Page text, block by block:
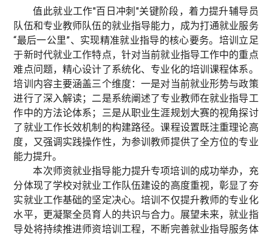
值此就业工作"百日冲刺"关键阶段，着力提升辅导员
队伍和专业教师队伍的就业指导能力，成为打通就业服务
“最后一公里”、实现精准就业指导的核心要务。培训立足
于新时代就业工作特点，针对当前就业指导工作中的重点
难点问题，精心设计了系统化、专业化的培训课程体系。
培训内容主要涵盖三个维度：一是对当前就业形势与政策
进行了深入解读；二是系统阐述了专业教师在就业指导工
作中的方法论体系；三是从职业生涯规划大赛的视角探讨
了就业工作长效机制的构建路径。课程设置既注重理论高
度，又强调实践操作性，为参训教师提供了全方位的专业
能力提升。
本次师资就业指导能力提升专项培训的成功举办，充
分体现了学校对就业工作队伍建设的高度重视，彰显了夯
实就业工作基础的坚定决心。培训不仅提升教师的专业化
水平，更凝聚全员育人的共识与合力。展望未来，就业指
导处将持续推进师资培训工程，不断完善就业指导服务体